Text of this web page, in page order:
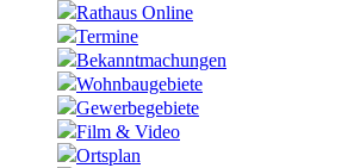
Rathaus Online
Termine
Bekanntmachungen
Wohnbaugebiete
Gewerbegebiete
Film & Video
Ortsplan